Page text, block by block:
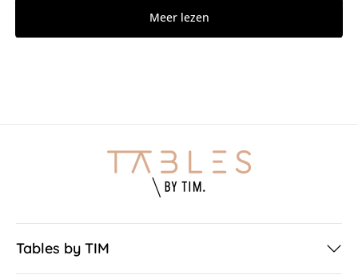
Meer lezen
Tables by TIM